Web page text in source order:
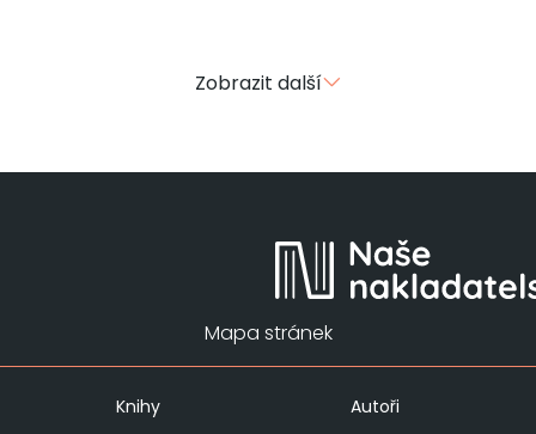
Zobrazit další
Mapa stránek
Knihy
Autoři